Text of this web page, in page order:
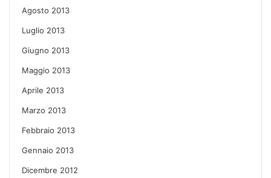
Agosto 2013
Luglio 2013
Giugno 2013
Maggio 2013
Aprile 2013
Marzo 2013
Febbraio 2013
Gennaio 2013
Dicembre 2012